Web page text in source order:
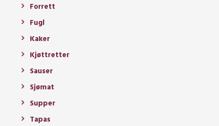
Forrett
Fugl
Kaker
Kjøttretter
Sauser
Sjømat
Supper
Tapas